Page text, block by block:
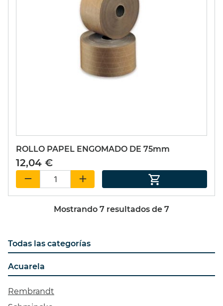
Todas las categorías
Acuarela
Rembrandt
ROLLO PAPEL ENGOMADO DE 75mm
12,04 €
Mostrando 7 resultados de 7